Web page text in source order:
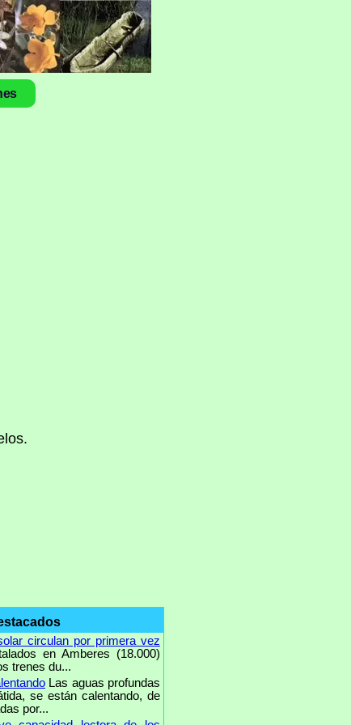
circulan por primera vez
en Amberes (18.000)
trenes du...
Las aguas profundas
se están calentando, de
por...